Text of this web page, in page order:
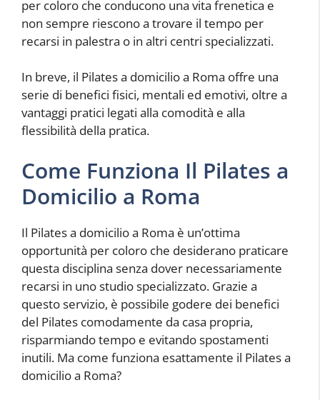
per coloro che conducono una vita frenetica e
non sempre riescono a trovare il tempo per
recarsi in palestra o in altri centri specializzati.
In breve, il Pilates a domicilio a Roma offre una
serie di benefici fisici, mentali ed emotivi, oltre a
vantaggi pratici legati alla comodità e alla
flessibilità della pratica.
Come Funziona Il Pilates a
Domicilio a Roma
Il Pilates a domicilio a Roma è un’ottima
opportunità per coloro che desiderano praticare
questa disciplina senza dover necessariamente
recarsi in uno studio specializzato. Grazie a
questo servizio, è possibile godere dei benefici
del Pilates comodamente da casa propria,
risparmiando tempo e evitando spostamenti
inutili. Ma come funziona esattamente il Pilates a
domicilio a Roma?